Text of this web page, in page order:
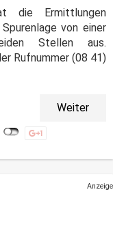
die Ermittlungen
von einer
Stellen aus.
Rufnummer (08 41)
Weiter
Anzeige